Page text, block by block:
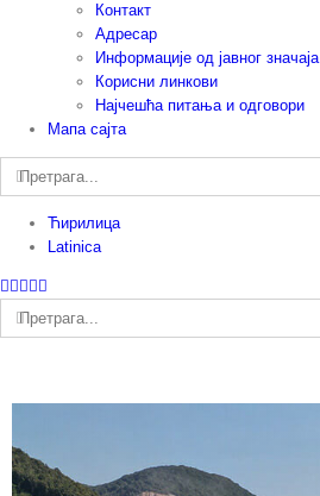
Контакт
Адресар
Информације од јавног значаја
Корисни линкови
Најчешћа питања и одговори
Мапа сајта
Претрага:
Ћирилица
Latinica
Facebook
Instagram
YouTube
Twitter
пошта
Претрага: